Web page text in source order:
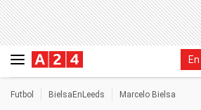
Futbol BielsaEnLeeds Marcelo Bielsa